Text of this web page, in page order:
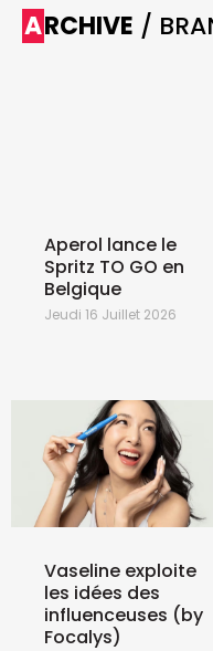
ARCHIVE /
Aperol lance le
Spritz TO GO en
Belgique
Jeudi 16 Juillet 2026
Vaseline exploite
les idées des
influenceuses (by
Focalys)